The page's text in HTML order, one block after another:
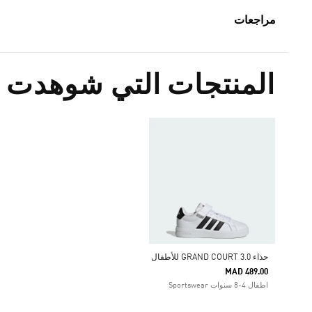
مراجعات
المنتجات التي شوهدت
حذاء GRAND COURT 3.0 للأطفال
MAD 489.00
اطفال 4-8 سنوات Sportswear